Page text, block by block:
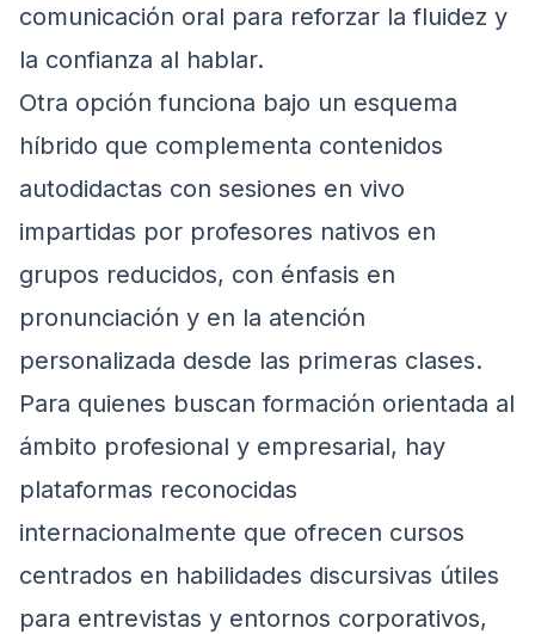
comunicación oral para reforzar la fluidez y
la confianza al hablar.
Otra opción funciona bajo un esquema
híbrido que complementa contenidos
autodidactas con sesiones en vivo
impartidas por profesores nativos en
grupos reducidos, con énfasis en
pronunciación y en la atención
personalizada desde las primeras clases.
Para quienes buscan formación orientada al
ámbito profesional y empresarial, hay
plataformas reconocidas
internacionalmente que ofrecen cursos
centrados en habilidades discursivas útiles
para entrevistas y entornos corporativos,